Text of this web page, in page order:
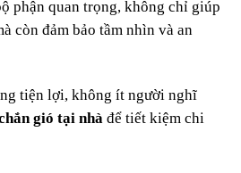
phận quan trọng, không chỉ giúp
còn đảm bảo tầm nhìn và an
tiện lợi, không ít người nghĩ
gió tại nhà để tiết kiệm chi